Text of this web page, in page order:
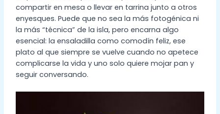
compartir en mesa o llevar en tarrina junto a otros
enyesques. Puede que no sea la más fotogénica ni
la más “técnica” de la isla, pero encarna algo
esencial: la ensaladilla como comodín feliz, ese
plato al que siempre se vuelve cuando no apetece
complicarse la vida y uno solo quiere mojar pan y
seguir conversando.